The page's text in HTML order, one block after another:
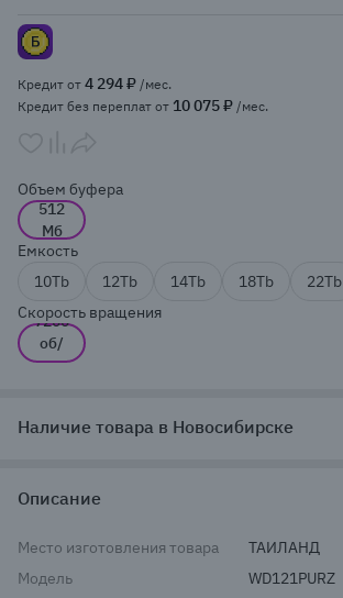
Кредит от 4 294 ₽ /мес.
Кредит без переплат от 10 075 ₽ /мес.
Объем буфера
512
Мб
Емкость
10Tb
12Tb 14Tb 18Tb 22Tb
Скорость вращения
7200
об/
мин
Наличие товара в Новосибирске
Описание
Место изготовления товара
ТАИЛАНД
Модель
WD121PURZ